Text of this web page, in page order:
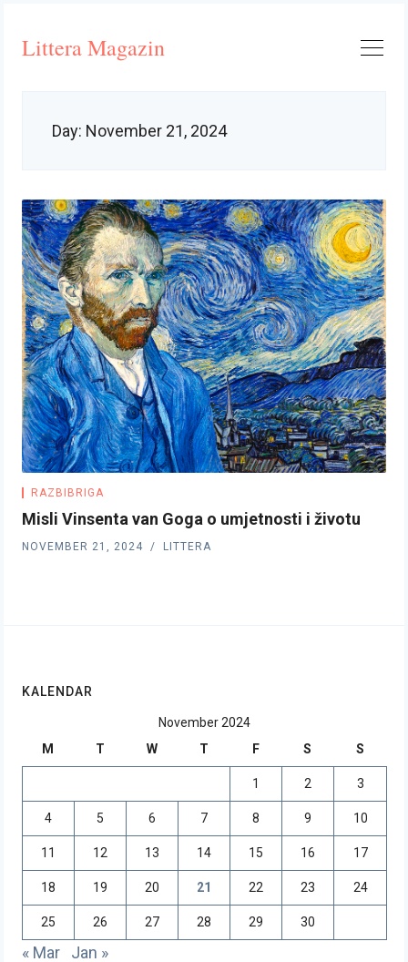
Littera Magazin
Day: November 21, 2024
RAZBIBRIGA
Misli Vinsenta van Goga o umjetnosti i životu
NOVEMBER 21, 2024 LITTERA
KALENDAR
November 2024
M
T W T F S S
1 2 3
4 5 6 7 8 9 10
11 12 13 14 15 16 17
18 19 20 21 22 23 24
25 26 27 28 29 30
« Mar Jan »